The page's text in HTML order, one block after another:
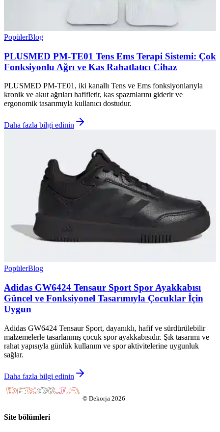
PopülerBlog
PLUSMED PM-TE01 Tens Ems Terapi Sistemi: Çok
Fonksiyonlu Ağrı ve Kas Rahatlatıcı Cihaz
PLUSMED PM-TE01, iki kanallı Tens ve Ems fonksiyonlarıyla
kronik ve akut ağrıları hafifletir, kas spazmlarını giderir ve
ergonomik tasarımıyla kullanıcı dostudur.
Daha fazla bilgi edinin
PopülerBlog
Adidas GW6424 Tensaur Sport Spor Ayakkabısı
Güncel ve Fonksiyonel Tasarımıyla Çocuklar İçin
Uygun
Adidas GW6424 Tensaur Sport, dayanıklı, hafif ve sürdürülebilir
malzemelerle tasarlanmış çocuk spor ayakkabısıdır. Şık tasarımı ve
rahat yapısıyla günlük kullanım ve spor aktivitelerine uygunluk
sağlar.
Daha fazla bilgi edinin
© Dekorja 2026
Site bölümleri